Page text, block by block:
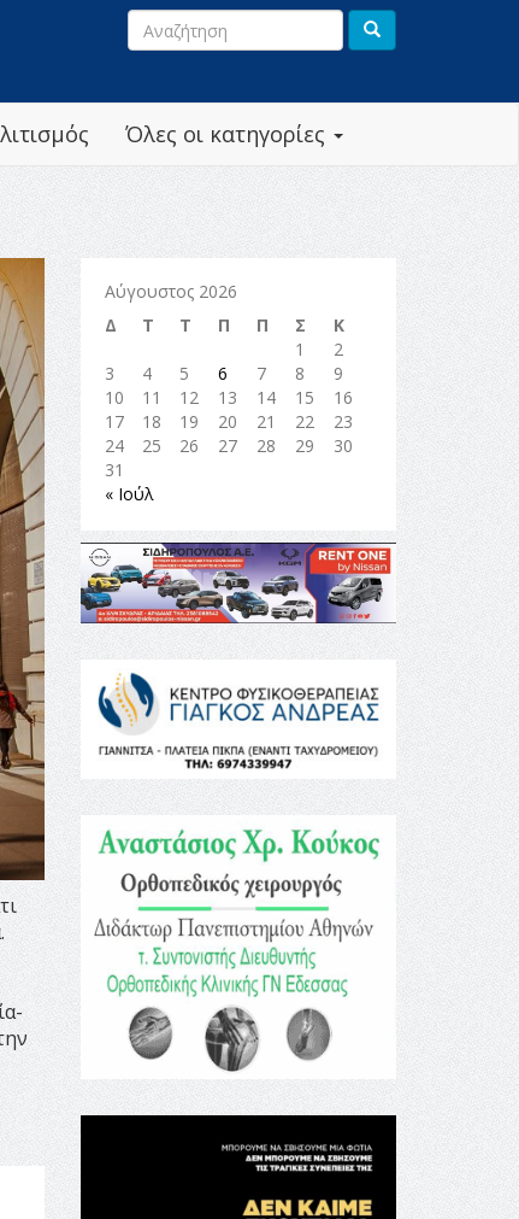
Όλες οι κατηγορίες
Αύγουστος 2026
Δ
Τ Τ Π Π Σ
Κ
1
2
3
4 5 6 7 8
9
10
11 12 13 14 15
16
17
18 19 20 21 22
23
24
25 26 27 28 29
30
31
« Ιούλ